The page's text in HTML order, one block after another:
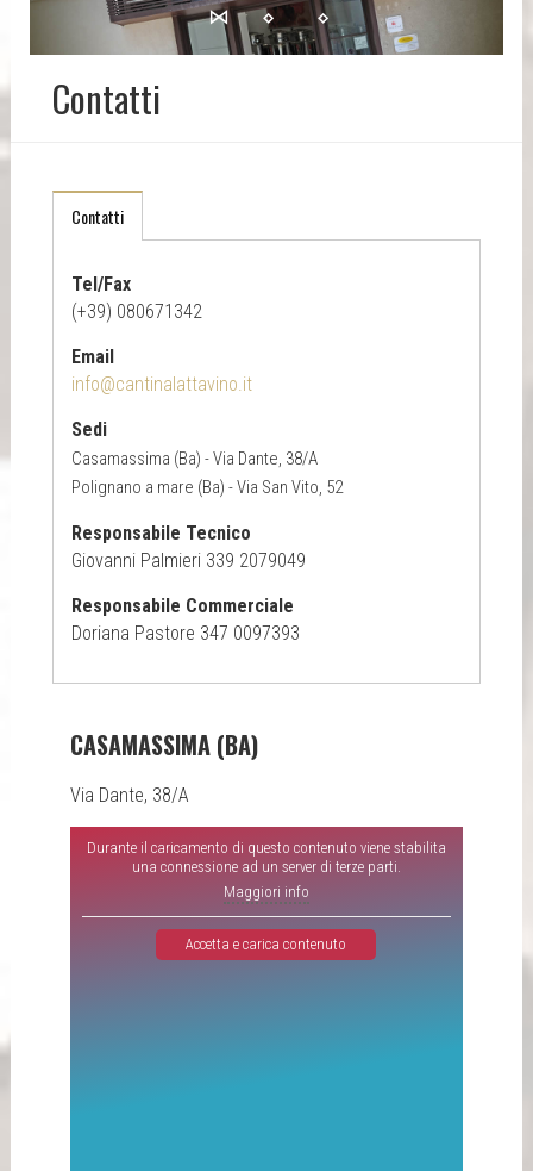
Contatti
Contatti
Tel/Fax
(+39) 080671342
Email
info@cantinalattavino.it
Sedi
Casamassima (Ba) - Via Dante, 38/A
Polignano a mare (Ba) - Via San Vito, 52
Responsabile Tecnico
Giovanni Palmieri 339 2079049
Responsabile Commerciale
Doriana Pastore 347 0097393
CASAMASSIMA (BA)
Via Dante, 38/A
Durante il caricamento di questo contenuto viene stabilita
una connessione ad un server di terze parti.
Maggiori info
Accetta e carica contenuto